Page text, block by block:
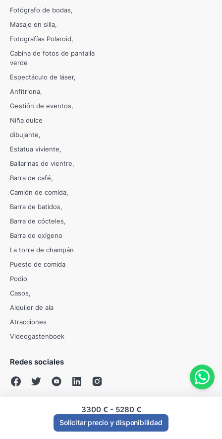
3300 € - 5280 €
Solicitar precio y disponibilidad
Fotógrafo de bodas
Masaje en silla
Fotografías Polaroid
Cabina de fotos de pantalla
verde
Espectáculo de láser
Anfitriona
Gestión de eventos
Niña dulce
dibujante
Estatua viviente
Bailarinas de vientre
Barra de café
Camión de comida
Barra de batidos
Barra de cócteles
Barra de oxígeno
La torre de champán
Puesto de comida
Podio
Casos
Alquiler de ala
Atracciones
Videogastenboek
Redes sociales
© Evenses 2009 - 2026